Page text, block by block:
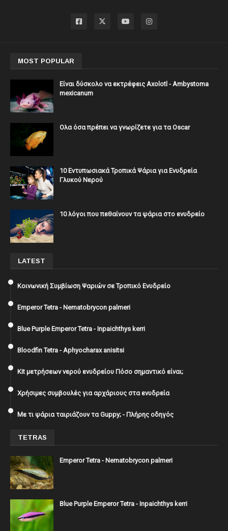
MOST POPULAR
Είναι δύσκολο να εκτρέφεις Axolotl - Ambystoma
mexicanum
Ολα όσα πρέπει να γνωρίζετε για τα Oscar
10 Εντυπωσιακά Τροπικά Ψάρια για Ενυδρεία
Γλυκού Νερού
10 λόγοι που πεθαίνουν τα ψάρια στο ενυδρείο
LATEST
Κοινωνική Συμβίωση Ψαριών σε Τροπικό Ενυδρείο
Emperor Tetra - Nematobrycon palmeri
Blue Purple Emperor Tetra - Inpaichthys kerri
Bloodfin Tetra - Aphyocharax anisitsi
Kit μετρήσεων νερού ενυδρείου Πόσο σημαντικό είναι;
Χρήσιμες συμβουλές για αρχάριους στα ενυδρεία
Με τι ψάρια ταιριάζουν τα Guppy; - Πλήρης οδηγός
TETRAS
Emperor Tetra - Nematobrycon palmeri
Blue Purple Emperor Tetra - Inpaichthys kerri